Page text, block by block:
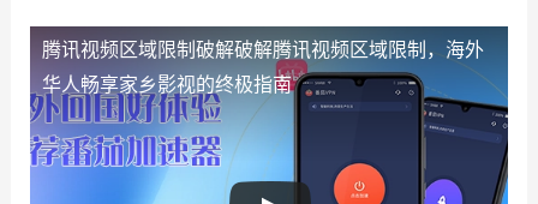
腾讯视频区域限制破解破解腾讯视频区域限制，海外
华人畅享家乡影视的终极指南